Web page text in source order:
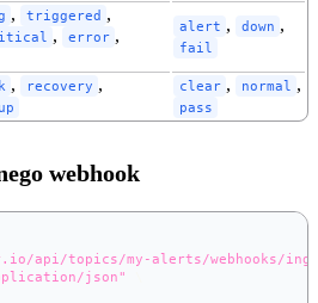
, triggered ,
, error , alert , down ,
fail
, recovery ,
up
clear , normal ,
pass
webhook
api/topics/my-alerts/webhooks/
json"